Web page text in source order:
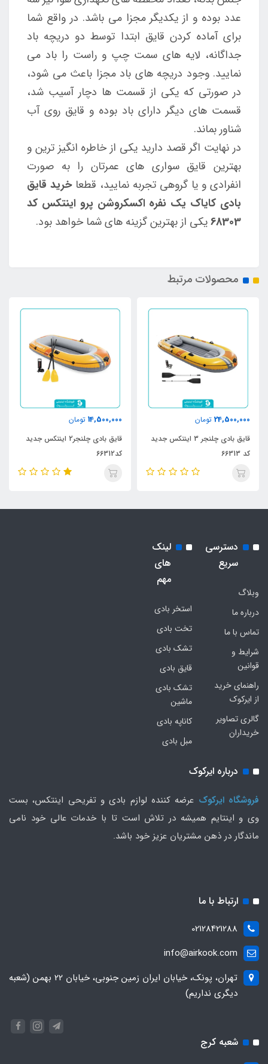
عدد بوده و از یکدیگر مجزا می باشد. در واقع شما
برای آماده کردن قایق ابتدا توسط دو دریچه باد
جداگانه، لایه های سمت چپ و راست را باد می
نمایید. وجود دریچه های باد مجزا باعث می شود،
در صورتی که یکی از قسمت ها دچار آسیب شد،
قسمت های دیگر دارای باد بوده و قایق روی آب
شناور بماند.
در نهایت اگر قصد دارید یکی از خاطره انگیز ترین و
بهترین قایق سواری های عمرتان را به صورت
انفرادی و یا گروهی تجربه نمایید، قطعاخرید قایق
بادی کایاک یک نفره اکسکروشن پرو اینتکس کد
68303یکی از بهترین گزینه های شما خواهد بود.
محصولات مرتبط
24,500,000 تومان
قایق بادی چلنجر 3 اینتکس جدید
کد 66313
14,500,000 تومان
قایق بادی چلنجر2 اینتکس جدید
کد66312
دسترسی
سریع
وبلاگ
درباره ما
تماس با ما
شرایط و
قوانین
راهنمای خرید
از ایرکوک
گالری تصاویر
خریداران
لینک
های
مهم
استخر بادی
تخت بادی
تشک بادی
قایق بادی
تشک بادی
ماشین
کاناپه بادی
مبل بادی
درباره ایرکوک
فروشگاه ایرکوک عرضه کننده لوازم بادی و تفریحی اینتکس، بست
وی و اینتایم همیشه در تلاش است تا با خدمات عالی خود نامی
ماندگار در ذهن مشتریان عزیز خود باشد.
ارتباط با ما
02128421288
info@airkook.com
تهران، پونک، خیابان ایران زمین جنوبی، خیابان 22 بهمن (شعبه
دیگری نداریم)
شعبه کرج